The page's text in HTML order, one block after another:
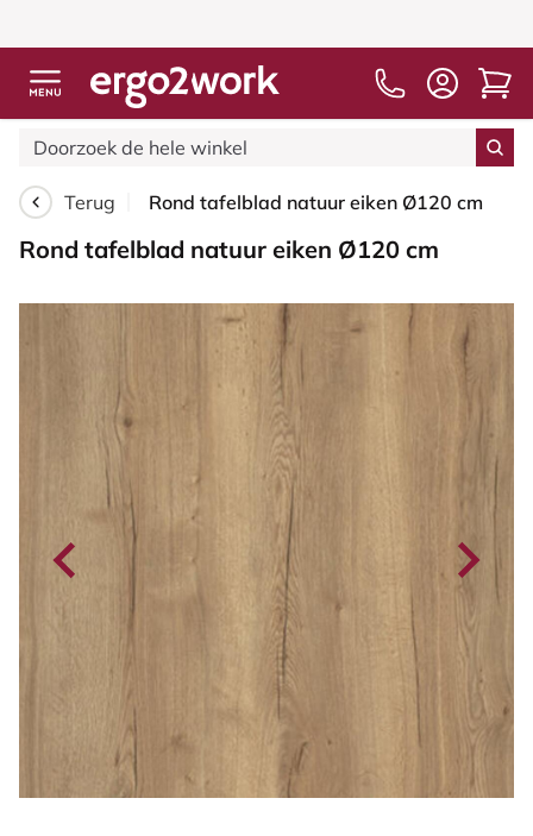
Terug Rond tafelblad natuur eiken Ø120 cm
Rond tafelblad natuur eiken Ø120 cm